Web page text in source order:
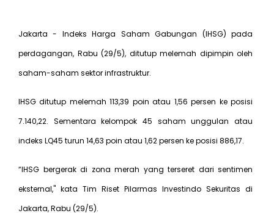
Jakarta - Indeks Harga Saham Gabungan (IHSG) pada
perdagangan, Rabu (29/5), ditutup melemah dipimpin oleh
saham-saham sektor infrastruktur.
IHSG ditutup melemah 113,39 poin atau 1,56 persen ke posisi
7.140,22. Sementara kelompok 45 saham unggulan atau
indeks LQ45 turun 14,63 poin atau 1,62 persen ke posisi 886,17.
“IHSG bergerak di zona merah yang terseret dari sentimen
eksternal," kata Tim Riset Pilarmas Investindo Sekuritas di
Jakarta, Rabu (29/5).